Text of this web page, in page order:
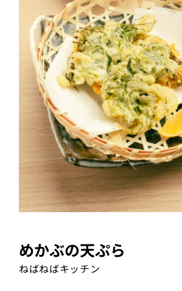
めかぶの天ぷら
めかぶの天ぷら
ねばねばキッチン